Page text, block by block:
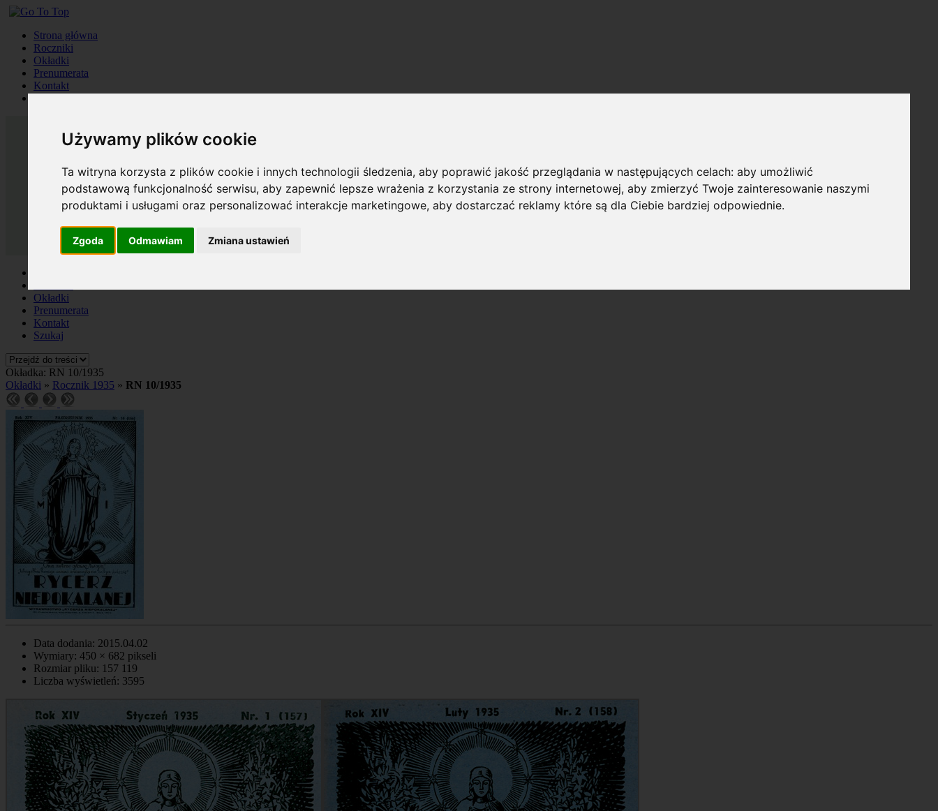
Używamy plików cookie
Ta witryna korzysta z plików cookie i innych technologii śledzenia, aby poprawić jakość przeglądania w następujących celach:aby umożliwić
podstawową funkcjonalność serwisu,aby zapewnić lepsze wrażenia z korzystania ze strony internetowej,aby zmierzyć Twoje zainteresowanie naszymi
produktami i usługami oraz personalizować interakcje marketingowe,aby dostarczać reklamy które są dla Ciebie bardziej odpowiednie.
Zgoda Odmawiam Zmiana ustawień
Strona główna
Roczniki
Okładki
Prenumerata
Kontakt
Okładki
Prenumerata
Kontakt
Szukaj
Okładka: RN 10/1935
Okładki » Rocznik 1935 » RN 10/1935
Data dodania: 2015.04.02
Wymiary: 450 × 682 pikseli
Rozmiar pliku: 157 119
Liczba wyświetleń: 3595